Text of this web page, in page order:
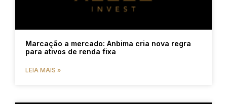
Marcação a mercado: Anbima cria nova regra
para ativos de renda fixa
LEIA MAIS »